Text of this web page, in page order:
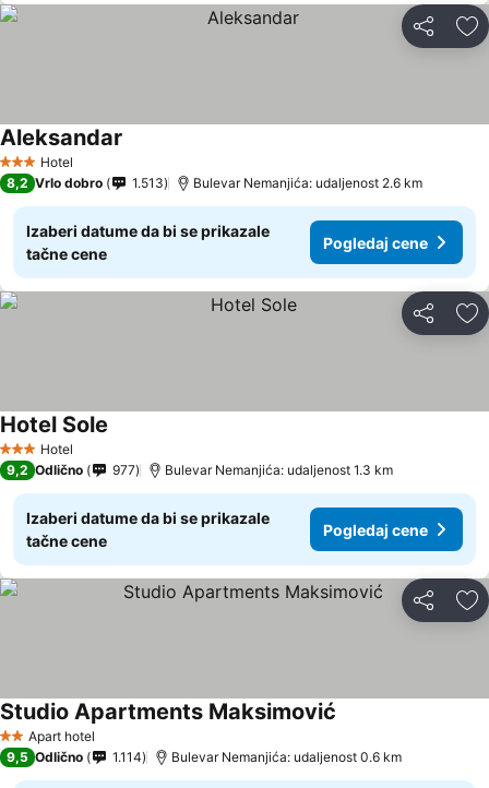
Deli
3 Zvezdice
Hotel
Aleksandar
8,2 Vrlo dobro 1.513 Bulevar Nemanjića: udaljenost 2.6 km
Izaberi datume da bi se prikazale
tačne cene
Pogledaj cene
Deli
3 Zvezdice
Hotel
Hotel Sole
9,2 Odlično 977 Bulevar Nemanjića: udaljenost 1.3 km
Izaberi datume da bi se prikazale
tačne cene
Pogledaj cene
Deli
2 Zvezdice
Apart hotel
Studio Apartments Maksimović
9,5 Odlično 1.114 Bulevar Nemanjića: udaljenost 0.6 km